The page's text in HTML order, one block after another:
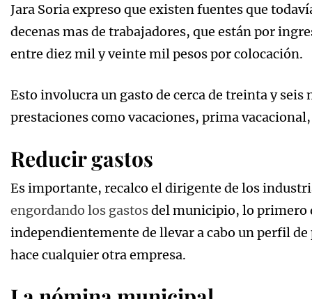
Jara Soria expreso que existen fuentes que
decenas mas de trabajadores, que están por
entre diez mil y veinte mil pesos por colocación.
Esto involucra un gasto de cerca de treinta y
prestaciones como vacaciones, prima
Reducir gastos
Es importante, recalco el dirigente de los
engordando los gastosdel municipio, lo primero
independientemente de llevar a cabo un perfil
hace cualquier otra empresa.